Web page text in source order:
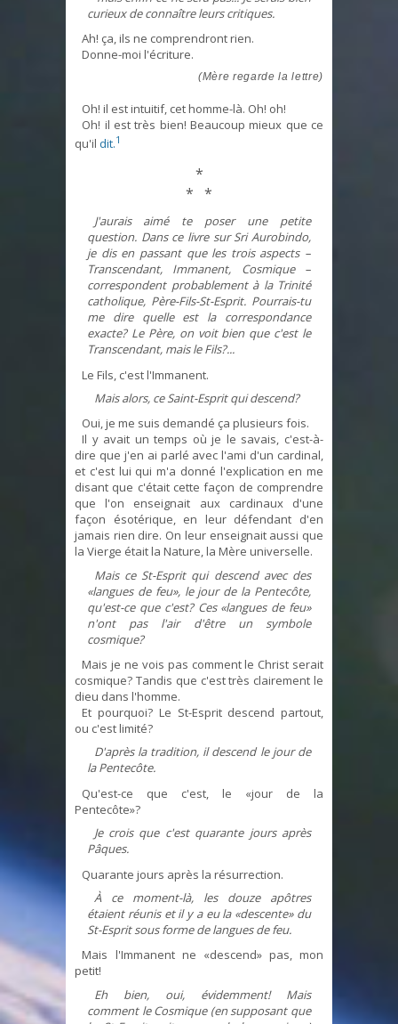
curieux de connaître leurs critiques.
Ah! ça, ils ne comprendront rien.
Donne-moi l'écriture.
(Mère regarde la lettre)
Oh! il est intuitif, cet homme-là. Oh! oh!
Oh! il est très bien! Beaucoup mieux que ce
qu'il dit.1
*
* *
J'aurais aimé te poser une petite
question. Dans ce livre sur Sri Aurobindo,
je dis en passant que les trois aspects –
Transcendant, Immanent, Cosmique –
correspondent probablement à la Trinité
catholique, Père-Fils-St-Esprit. Pourrais-tu
me dire quelle est la correspondance
exacte? Le Père, on voit bien que c'est le
Transcendant, mais le Fils?...
Le Fils, c'est l'Immanent.
Mais alors, ce Saint-Esprit qui descend?
Oui, je me suis demandé ça plusieurs fois.
Il y avait un temps où je le savais, c'est-à-
dire que j'en ai parlé avec l'ami d'un cardinal,
et c'est lui qui m'a donné l'explication en me
disant que c'était cette façon de comprendre
que l'on enseignait aux cardinaux d'une
façon ésotérique, en leur défendant d'en
jamais rien dire. On leur enseignait aussi que
la Vierge était la Nature, la Mère universelle.
Mais ce St-Esprit qui descend avec des
«langues de feu», le jour de la Pentecôte,
qu'est-ce que c'est? Ces «langues de feu»
n'ont pas l'air d'être un symbole
cosmique?
Mais je ne vois pas comment le Christ serait
cosmique? Tandis que c'est très clairement le
dieu dans l'homme.
Et pourquoi? Le St-Esprit descend partout,
ou c'est limité?
D'après la tradition, il descend le jour de
la Pentecôte.
Qu'est-ce que c'est, le «jour de la
Pentecôte»?
Je crois que c'est quarante jours après
Pâques.
Quarante jours après la résurrection.
À ce moment-là, les douze apôtres
étaient réunis et il y a eu la «descente» du
St-Esprit sous forme de langues de feu.
Mais l'Immanent ne «descend» pas, mon
petit!
Eh bien, oui, évidemment! Mais
comment le Cosmique (en supposant que